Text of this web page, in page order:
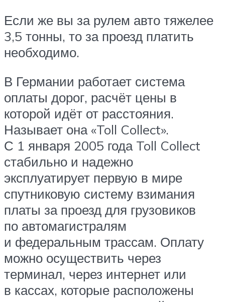
Если же вы за рулем авто тяжелее
3,5 тонны, то за проезд платить
необходимо.
В Германии работает система
оплаты дорог, расчёт цены в
которой идёт от расстояния.
Называет она «Toll Collect».
С 1 января 2005 года Toll Collect
стабильно и надежно
эксплуатирует первую в мире
спутниковую систему взимания
платы за проезд для грузовиков
по автомагистралям
и федеральным трассам. Оплату
можно осуществить через
терминал, через интернет или
в кассах, которые расположены